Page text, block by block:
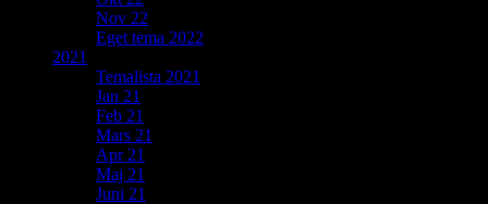
Nov 22
Eget tema 2022
2021
Temalista 2021
Jan 21
Feb 21
Mars 21
Apr 21
Maj 21
Juni 21